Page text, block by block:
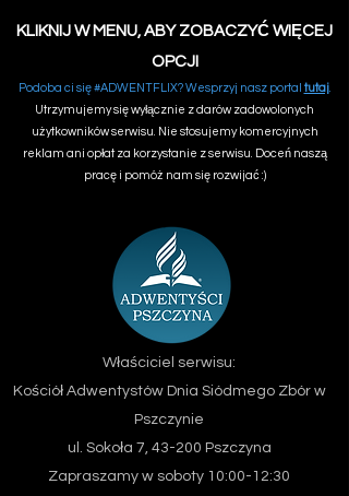
KLIKNIJ W MENU, ABY ZOBACZYĆ WIĘCEJ
OPCJI
Podoba ci się #ADWENTFLIX? Wesprzyj nasz portal tutaj.
Utrzymujemy się wyłącznie z darów zadowolonych
użytkowników serwisu. Nie stosujemy komercyjnych
reklam ani opłat za korzystanie z serwisu. Doceń naszą
pracę i pomóż nam się rozwijać :)
Właściciel serwisu:
Kościół Adwentystów Dnia Siódmego Zbór w
Pszczynie
ul. Sokoła 7, 43-200 Pszczyna
Zapraszamy w soboty 10:00-12:30